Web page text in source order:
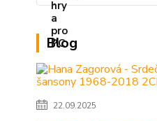
Blog
22.09.2025